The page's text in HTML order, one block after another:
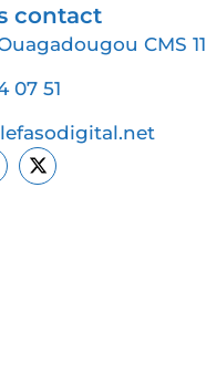
contact
CMS 11
07 51